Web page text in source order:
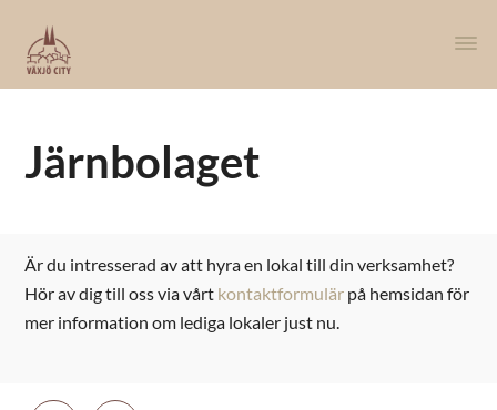
Järnbolaget
Är du intresserad av att hyra en lokal till din verksamhet?
Hör av dig till oss via vårt kontaktformulär på hemsidan för
mer information om lediga lokaler just nu.